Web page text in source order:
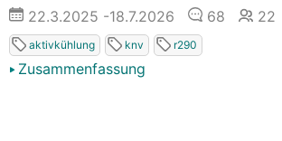
22.3.2025 -18.7.2026 68 22
aktivkühlung knv r290
Zusammenfassung